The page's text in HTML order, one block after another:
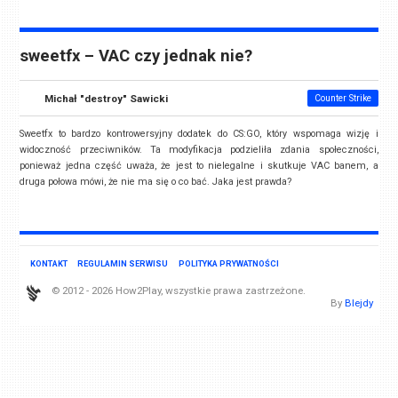
sweetfx – VAC czy jednak nie?
Michał "destroy" Sawicki Counter Strike
Sweetfx to bardzo kontrowersyjny dodatek do CS:GO, który wspomaga wizję i
widoczność przeciwników. Ta modyfikacja podzieliła zdania społeczności,
ponieważ jedna część uważa, że jest to nielegalne i skutkuje VAC banem, a
druga połowa mówi, że nie ma się o co bać. Jaka jest prawda?
KONTAKT REGULAMIN SERWISU POLITYKA PRYWATNOŚCI
© 2012 - 2026 How2Play, wszystkie prawa zastrzeżone.
By Blejdy